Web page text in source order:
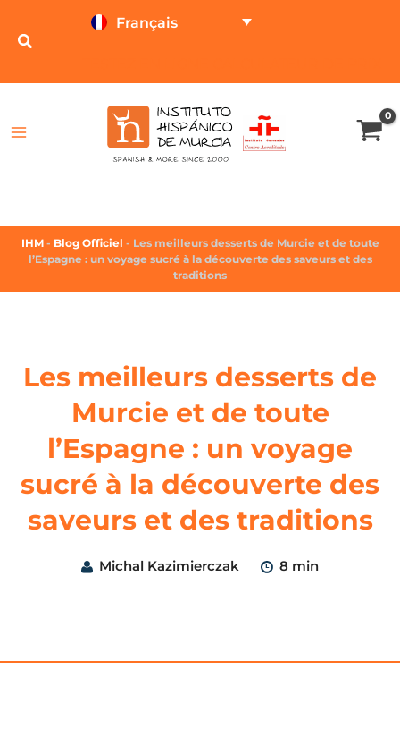
Français
IHM - Blog Officiel - Les meilleurs desserts de Murcie et de toute
l’Espagne : un voyage sucré à la découverte des saveurs et des
traditions
Les meilleurs desserts de
Murcie et de toute
l’Espagne : un voyage
sucré à la découverte des
saveurs et des traditions
Michal Kazimierczak 8 min